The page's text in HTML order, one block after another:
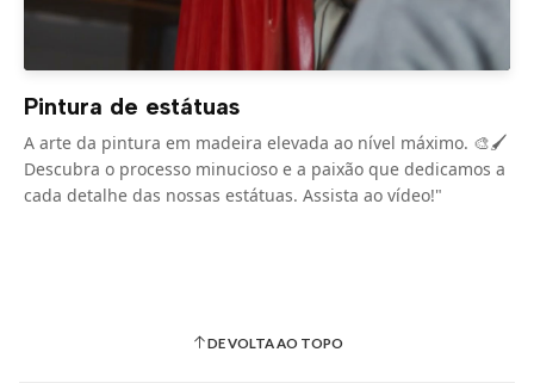
Pintura de estátuas
A arte da pintura em madeira elevada ao nível máximo. 🎨🖌️
Descubra o processo minucioso e a paixão que dedicamos a
cada detalhe das nossas estátuas. Assista ao vídeo!"
DE VOLTA AO TOPO